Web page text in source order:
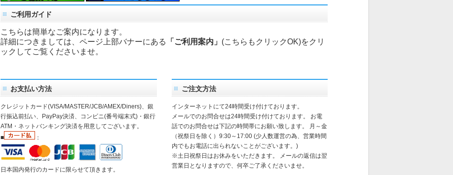
ご利用ガイド
こちらは簡単なご案内になります。
詳細につきましては、ページ上部バナーにある
「ご利用案内」 (こちらもクリックOK)をクリ
ックしてご覧くださいませ。
お支払い方法
クレジットカード(VISA/MASTER/JCB/AMEX/Diners)、銀
行振込前払い、PayPay決済、コンビニ(番号端末式)・銀行
ATM・ネットバンキング決済を用意してございます。
■
：
日本国内発行のカードに限らせて頂きます。
ご注文方法
インターネットにて24時間受け付けております。
メールでのお問合せは24時間受け付けております。 お電
話でのお問合せは下記の時間帯にお願い致します。 月～金
（祝祭日を除く）9:30～17:00 (少人数運営の為、営業時間
内でもお電話に出られないことがございます。)
※土日祝祭日はお休みをいただきます。 メールの返信は翌
営業日となりますので、何卒ご了承くださいませ。